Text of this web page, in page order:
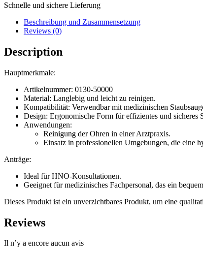
Schnelle und sichere Lieferung
Beschreibung und Zusammensetzung
Reviews (0)
Description
Hauptmerkmale:
Artikelnummer: 0130-50000
Material: Langlebig und leicht zu reinigen.
Kompatibilität: Verwendbar mit medizinischen
Design: Ergonomische Form für effizientes und sicheres
Anwendungen:
Reinigung der Ohren in einer Arztpraxis.
Einsatz in professionellen Umgebungen, die eine
Anträge:
Ideal für HNO-Konsultationen.
Geeignet für medizinisches Fachpersonal, das ein
Dieses Produkt ist ein unverzichtbares Produkt, um eine
Reviews
Il n’y a encore aucun avis